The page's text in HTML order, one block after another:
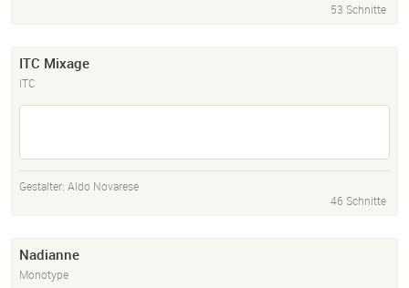
53 Schnitte
ITC Mixage
ITC
Gestalter: Aldo Novarese
46 Schnitte
Nadianne
Monotype